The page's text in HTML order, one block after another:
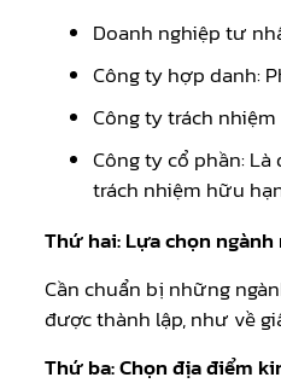
Doanh nghiệp tư
Công ty hợp danh:
Công ty trách
Công ty cổ phần:
trách nhiệm hữu
Thứ hai: Lựa chọn
Cần chuẩn bị những
được thành lập, như về
Thứ ba: Chọn địa điểm